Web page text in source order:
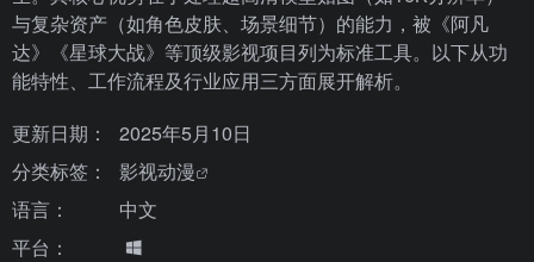
与复杂资产（如角色皮肤、场景细节）的能力，被《阿凡
达》《星球大战》等顶级影视项目列为标准工具。以下从功
能特性、工作流程及行业应用三方面展开解析。
更新日期：
2025年5月10日
分类标签：
影视动漫
语言：
中文
平台：